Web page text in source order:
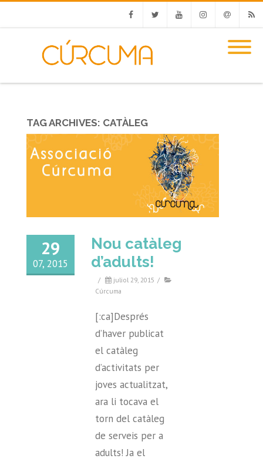
Email RSS
TAG ARCHIVES: CATÀLEG
29
07, 2015
Nou catàleg
d’adults!
/ juliol 29, 2015 /
Cúrcuma
[:ca]Després
d’haver publicat
el catàleg
d’activitats per
joves actualitzat,
ara li tocava el
torn del catàleg
de serveis per a
adults! Ja el